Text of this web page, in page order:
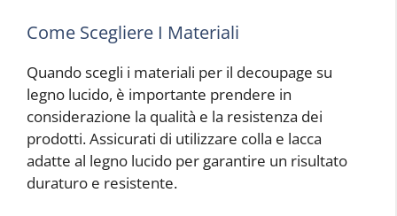
Come Scegliere I Materiali
Quando scegli i materiali per il decoupage su
legno lucido, è importante prendere in
considerazione la qualità e la resistenza dei
prodotti. Assicurati di utilizzare colla e lacca
adatte al legno lucido per garantire un risultato
duraturo e resistente.